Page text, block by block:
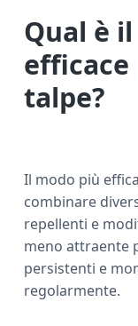
Qual è
talpe?
Il modo più
combinare
repellenti e
meno attraente
persistenti e
regolarmente.